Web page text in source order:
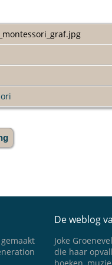
De weblog
Joke
die haar
boeken,